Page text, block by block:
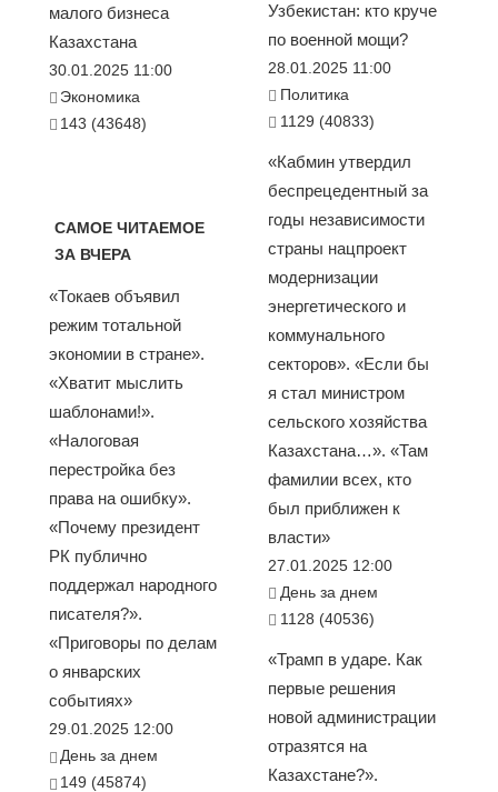
малого бизнеса
Казахстана
30.01.2025 11:00
Экономика
143 (43648)
САМОЕ ЧИТАЕМОЕ
ЗА ВЧЕРА
«Токаев объявил
режим тотальной
экономии в стране».
«Хватит мыслить
шаблонами!».
«Налоговая
перестройка без
права на ошибку».
«Почему президент
РК публично
поддержал народного
писателя?».
«Приговоры по делам
о январских
событиях»
29.01.2025 12:00
День за днем
149 (45874)
Узбекистан: кто круче
по военной мощи?
28.01.2025 11:00
Политика
1129 (40833)
«Кабмин утвердил
беспрецедентный за
годы независимости
страны нацпроект
модернизации
энергетического и
коммунального
секторов». «Если бы
я стал министром
сельского хозяйства
Казахстана…». «Там
фамилии всех, кто
был приближен к
власти»
27.01.2025 12:00
День за днем
1128 (40536)
«Трамп в ударе. Как
первые решения
новой администрации
отразятся на
Казахстане?».